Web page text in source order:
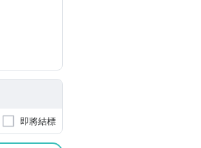
即將結標